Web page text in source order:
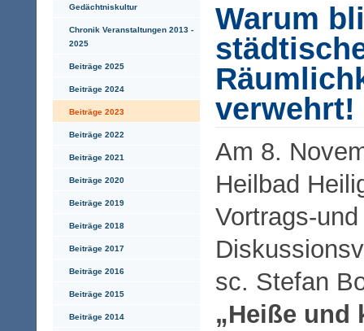
Gedächtniskultur
Chronik Veranstaltungen 2013 -
2025
Beiträge 2025
Beiträge 2024
Beiträge 2023
Beiträge 2022
Beiträge 2021
Beiträge 2020
Beiträge 2019
Beiträge 2018
Beiträge 2017
Beiträge 2016
Beiträge 2015
Beiträge 2014
Warum
verwehrt!
Am 8.
Heilbad
Vortrags-und
sc. Stefan
„Heiße und